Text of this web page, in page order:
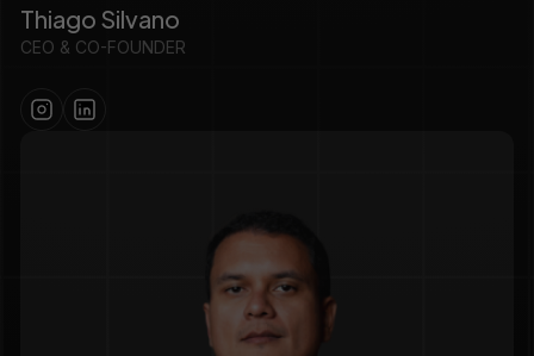
Thiago Silvano
CEO & CO-FOUNDER